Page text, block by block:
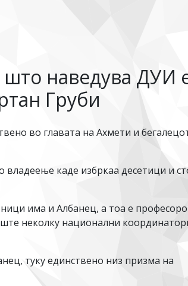
што наведува ДУИ
Груби
во главата на Ахмети и
каде избркаа десетици и
има и Aлбанец, а тоа е
неколку национални
туку единствено низ призма на